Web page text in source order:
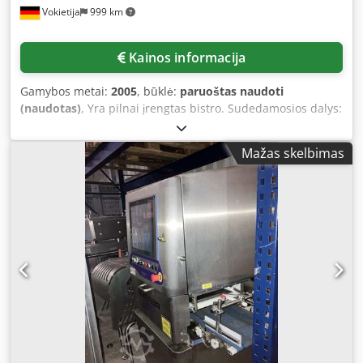
pe 4 căi cu pre-întindere laterală. Cedpfeg H Tqujx Amhorf
ambalaje supradimensionate. • Limitator mecanic de
cuplu. • Protecții și dispozitive de siguranță conform
materiale rezistente la coroziune. Alimentare: 380 V, 12 kW
Etichetator Bizerba GV, fabricat în 2002 Cântar Bizerba 18A
cu afișaj Bizerba AB. Sistem automat de etichetare și
cântărire pentru produse ambalate în domeniul alimentar.
Alimentare electrică: Tensiune 220 V, Frecvență 50 Hz,
Curent 1,7 A. Lățime bandă: 300 mm. Dimensiuni
exterioare utilaj: 1860 mm lungime x 720 mm lățime x 1300
mm înălțime. Alimentare cu aer comprimat pentru
aplicarea etichetei: presiune 6 bari, debit min. 100 l/min,
aer comprimat fără ulei, filtrat la 10 µm. Dimensiuni
etichetă: 100x100 mm. Distanța între etichete: de la 2 la 20
mm. Cap de imprimare termică – rezoluție 8,0 puncte.
Cântărire de la 1g la 6000g. Capacitate maximă de
etichetare: 60 pachete/minut. Echipament pregătit pentru
conectare PC, software-ul Bizerba permite proiectarea și
personalizarea etichetelor – inclusiv coduri de bare, logo-
Vokietija 999 km
Kainos informacija
Gamybos metai: 2005, būklė: paruoštas naudoti
(naudotas), Yra pilnai įrengtas bistro. Sudedamosios dalys:
1) Indaplovė su pralaidumo funkcija. 2) Baldai. 3) Maža ir
didelė virtuvė. 4) Klientų įranga, pvz., stalai, kėdės ir
savitarnos barai. 5) Šaldytuvai. 6) Frytuvės ir griliai. 7)
Kasos aparatai ir svarstyklės. 8) Indai, lėkštės ir kt. 9)
Ištraukiamoji ir filtravimo technika. Yra dokumentacija.
Galima apžiūra vietoje. Cedpfoxc Nhmsx Amhorf
Mažas skelbimas